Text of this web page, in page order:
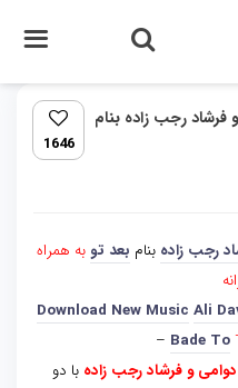
رجب زاده بنام
1646
رجب زاده بنام بعد تو به همراه
Download New Music Ali
– Bade To
و فرشاد رجب زاده با دو